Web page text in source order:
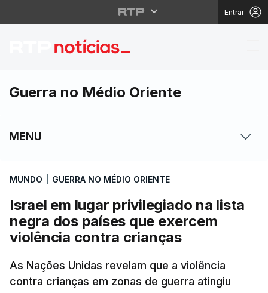
Entrar
Israel em lugar
Guerra no Médio Oriente
MENU
MUNDO GUERRA NO MÉDIO ORIENTE
Israel em lugar privilegiado na lista
negra dos países que exercem
violência contra crianças
As Nações Unidas revelam que a violência
contra crianças em zonas de guerra atingiu